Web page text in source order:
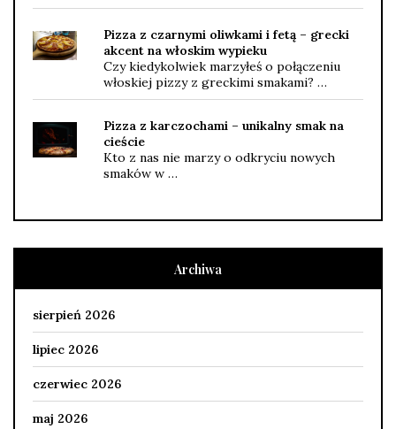
Pizza z czarnymi oliwkami i fetą – grecki
akcent na włoskim wypieku
Czy kiedykolwiek marzyłeś o połączeniu
włoskiej pizzy z greckimi smakami? …
Pizza z karczochami – unikalny smak na
cieście
Kto z nas nie marzy o odkryciu nowych
smaków w …
Archiwa
sierpień 2026
lipiec 2026
czerwiec 2026
maj 2026